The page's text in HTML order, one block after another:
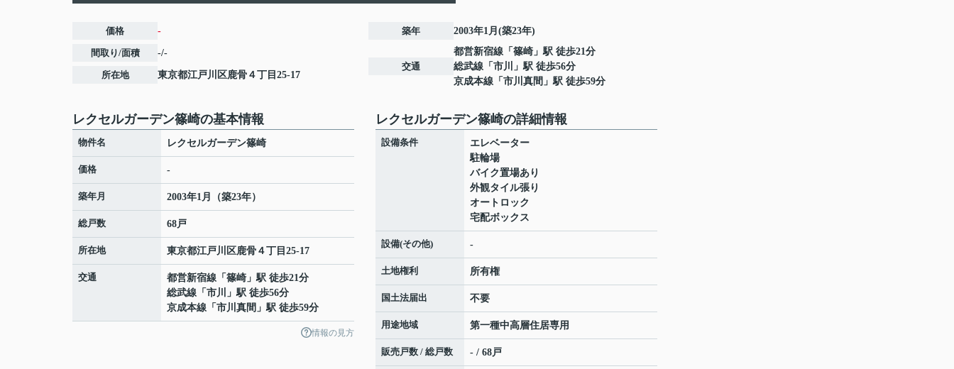
価格 -
間取り/面積 -/-
所在地 東京都江戸川区鹿骨 ４丁目25-17
築年 2003年1月(築23年)
交通
都営新宿線 「 篠崎 」駅 徒歩21分
総武線 「 市川
」駅 徒歩56分
京成本線 「 市川真間 」駅 徒歩59分
レクセルガーデン篠崎の基本情報
物件名 レクセルガーデン篠崎
価格 -
築年月 2003年1月（築23年）
総戸数 68戸
所在地 東京都江戸川区鹿骨 ４丁目25-17
交通 都営新宿線 「 篠崎 」駅 徒歩21分
総武線 「 市川
」駅 徒歩56分
京成本線 「 市川真間 」駅 徒歩59分
情報の見方
レクセルガーデン篠崎の詳細情報
設備条件
エレベーター
駐輪場
バイク置場あり
外観タイル張り
オートロック
宅配ボックス
設備(その他) -
土地権利 所有権
国土法届出 不要
用途地域 第一種中高層住居専用
販売戸数 / 総戸数 - / 68戸